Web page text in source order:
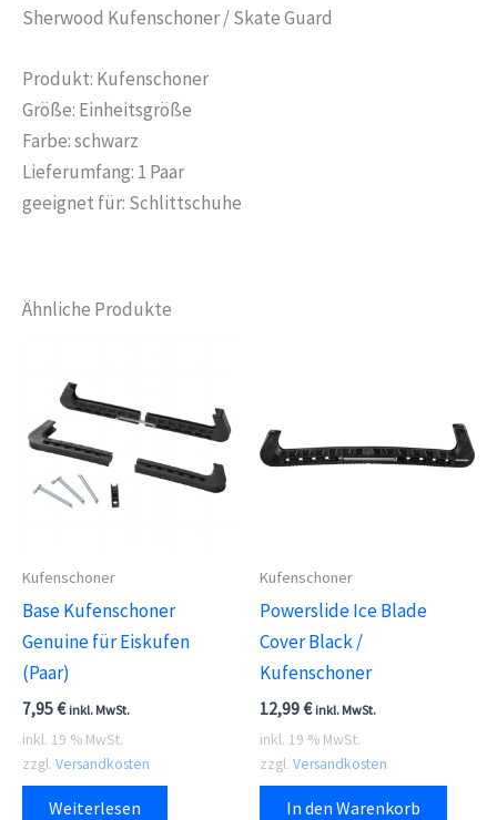
Sherwood Kufenschoner / Skate Guard
Produkt: Kufenschoner
Größe: Einheitsgröße
Farbe: schwarz
Lieferumfang: 1 Paar
geeignet für: Schlittschuhe
Ähnliche Produkte
Kufenschoner
Base Kufenschoner
Genuine für Eiskufen
(Paar)
7,95€ inkl. MwSt.
inkl. 19 % MwSt.
zzgl. Versandkosten
Weiterlesen
Kufenschoner
Powerslide Ice Blade
Cover Black /
Kufenschoner
12,99€ inkl. MwSt.
inkl. 19 % MwSt.
zzgl. Versandkosten
In den Warenkorb